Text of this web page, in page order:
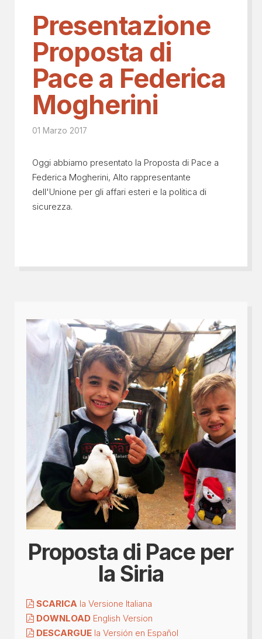
Presentazione
Proposta di
Pace a Federica
Mogherini
01 Marzo 2017
Oggi abbiamo presentato la Proposta di Pace a
Federica Mogherini, Alto rappresentante
dell'Unione per gli affari esteri e la politica di
sicurezza.
Proposta di Pace per
la Siria
SCARICA la Versione Italiana
DOWNLOAD English Version
DESCARGUEla Versión en Español